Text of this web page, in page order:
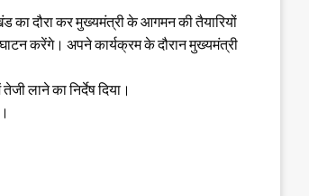
का दौरा कर मुख्यमंत्री के आगमन की तैयारियों
करेंगे। अपने कार्यक्रम के दौरान मुख्यमंत्री
लाने का निर्देष दिया।